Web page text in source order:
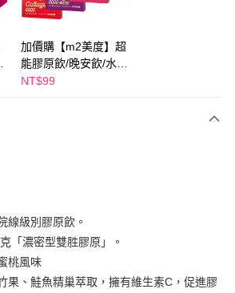
，台灣大哥大用戶可立即使用無須另外申請。
擇欲分期的期數、繳款截止日，確認付款後即完
過狀況，表示未達大哥付你分期系統評分，恕無
，「大哥付你分期」於每月結算日後寄送繳費提
，可選擇「超商條碼／台灣大直營門市／銀行轉
】
商品之後才付款」的支付方式。 讓您購物簡單
不需綁卡、不需儲值。
務後，再付款。
帳流程】
先享後付」後，將跳轉至「AFTEE先享後付」
確認金額後，即可完成結帳。
含以上)免運費
加價購【m2美度】超
能膠原飲/晚安飲/水光
飲/新生飲 -(1入/任選1
NT$99
線級別膠原飲。
「濃密型雙胜膠原」。
桃風味
果、鮭魚精巢萃取，擁有維生素C，促進膠